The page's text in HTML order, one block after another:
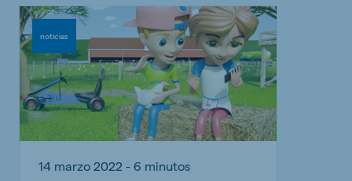
noticias
14 marzo 2022 - 6 minutos